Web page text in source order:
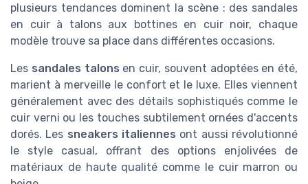
plusieurs tendances dominent la scène : des sandales
en cuir à talons aux bottines en cuir noir, chaque
modèle trouve sa place dans différentes occasions.
Les sandales talons en cuir, souvent adoptées en été,
marient à merveille le confort et le luxe. Elles viennent
généralement avec des détails sophistiqués comme le
cuir verni ou les touches subtilement ornées d'accents
dorés. Les sneakers italiennes ont aussi révolutionné
le style casual, offrant des options enjolivées de
matériaux de haute qualité comme le cuir marron ou